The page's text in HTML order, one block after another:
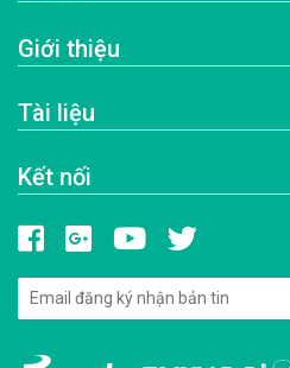
Giới thiệu
Tài liệu
Kết nối